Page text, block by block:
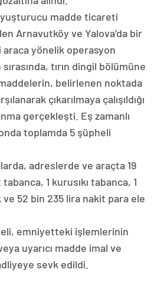
madde ticareti
Arnavutköy ve Yalova’da bir
yönelik operasyon
tırın dingil bölümüne
belirlenen noktada
çıkarılmaya çalışıldığı
gerçekleşti. Eş zamanlı
toplamda 5 şüpheli
adreslerde ve araçta 19
1 kurusıkı tabanca, 1
ve 52 bin 235 lira nakit para ele
emniyetteki işlemlerinin
uyarıcı madde imal ve
sevk edildi.